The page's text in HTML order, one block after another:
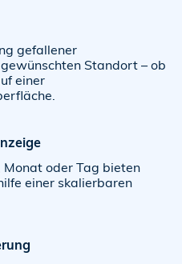
gefallener
Standort – ob
einer
Monat oder Tag bieten
einer skalierbaren